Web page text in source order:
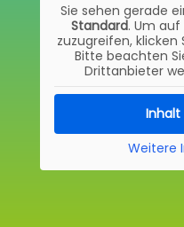
Sie sehen gerade
Standard. Um
zuzugreifen,
Bitte beachten
Drittanbieter
Weitere